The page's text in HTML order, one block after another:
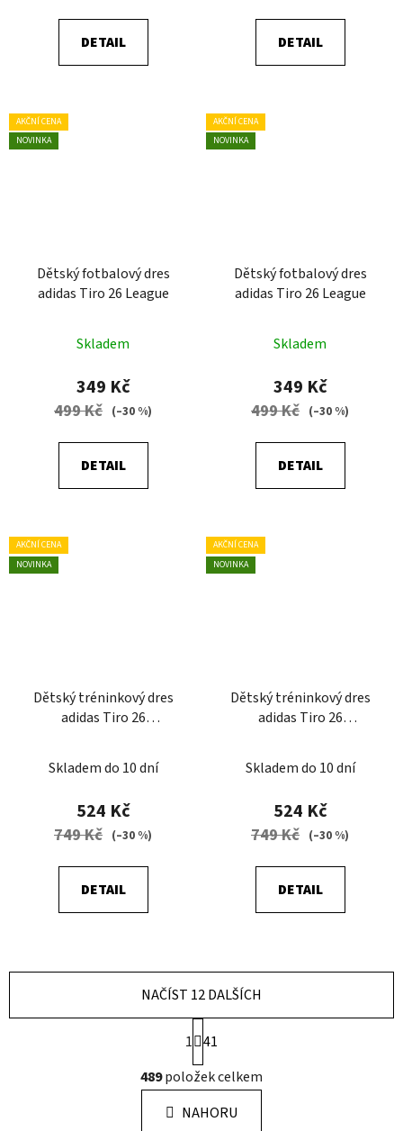
DETAIL DETAIL
AKČNÍ CENA
NOVINKA
Dětský fotbalový dres
adidas Tiro 26 League
Skladem
349 Kč
499 Kč (–30 %)
DETAIL
AKČNÍ CENA
NOVINKA
Dětský fotbalový dres
adidas Tiro 26 League
Skladem
349 Kč
499 Kč (–30 %)
DETAIL
AKČNÍ CENA
NOVINKA
Dětský tréninkový dres
adidas Tiro 26
Skladem do 10 dní
524 Kč
749 Kč (–30 %)
DETAIL
AKČNÍ CENA
NOVINKA
Dětský tréninkový dres
adidas Tiro 26
Skladem do 10 dní
524 Kč
749 Kč (–30 %)
DETAIL
O
v
l
á
NAČÍST 12 DALŠÍCH
S
t
r
á
n
k
1 41
489položek celkem
NAHORU